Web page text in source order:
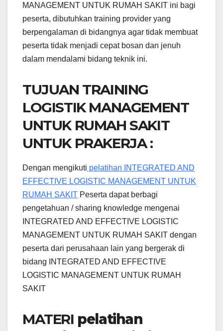
MANAGEMENT UNTUK RUMAH SAKIT ini bagi
peserta, dibutuhkan training provider yang
berpengalaman di bidangnya agar tidak membuat
peserta tidak menjadi cepat bosan dan jenuh
dalam mendalami bidang teknik ini.
TUJUAN TRAINING
LOGISTIK MANAGEMENT
UNTUK RUMAH SAKIT
UNTUK PRAKERJA :
Dengan mengikuti pelatihan INTEGRATED AND
EFFECTIVE LOGISTIC MANAGEMENT UNTUK
RUMAH SAKIT Peserta dapat berbagi
pengetahuan / sharing knowledge mengenai
INTEGRATED AND EFFECTIVE LOGISTIC
MANAGEMENT UNTUK RUMAH SAKIT dengan
peserta dari perusahaan lain yang bergerak di
bidang INTEGRATED AND EFFECTIVE
LOGISTIC MANAGEMENT UNTUK RUMAH
SAKIT
MATERI pelatihan